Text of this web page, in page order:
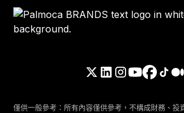
僅供一般參考：所有內容僅供參考，不構成財務、投